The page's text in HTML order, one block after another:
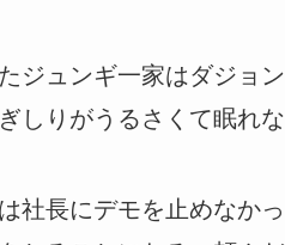
ジュンギ一家はダジョ
しりがうるさくて眠れ
社長にデモを止めなか